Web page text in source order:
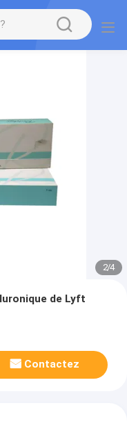
2/4
de Lyft
Contactez